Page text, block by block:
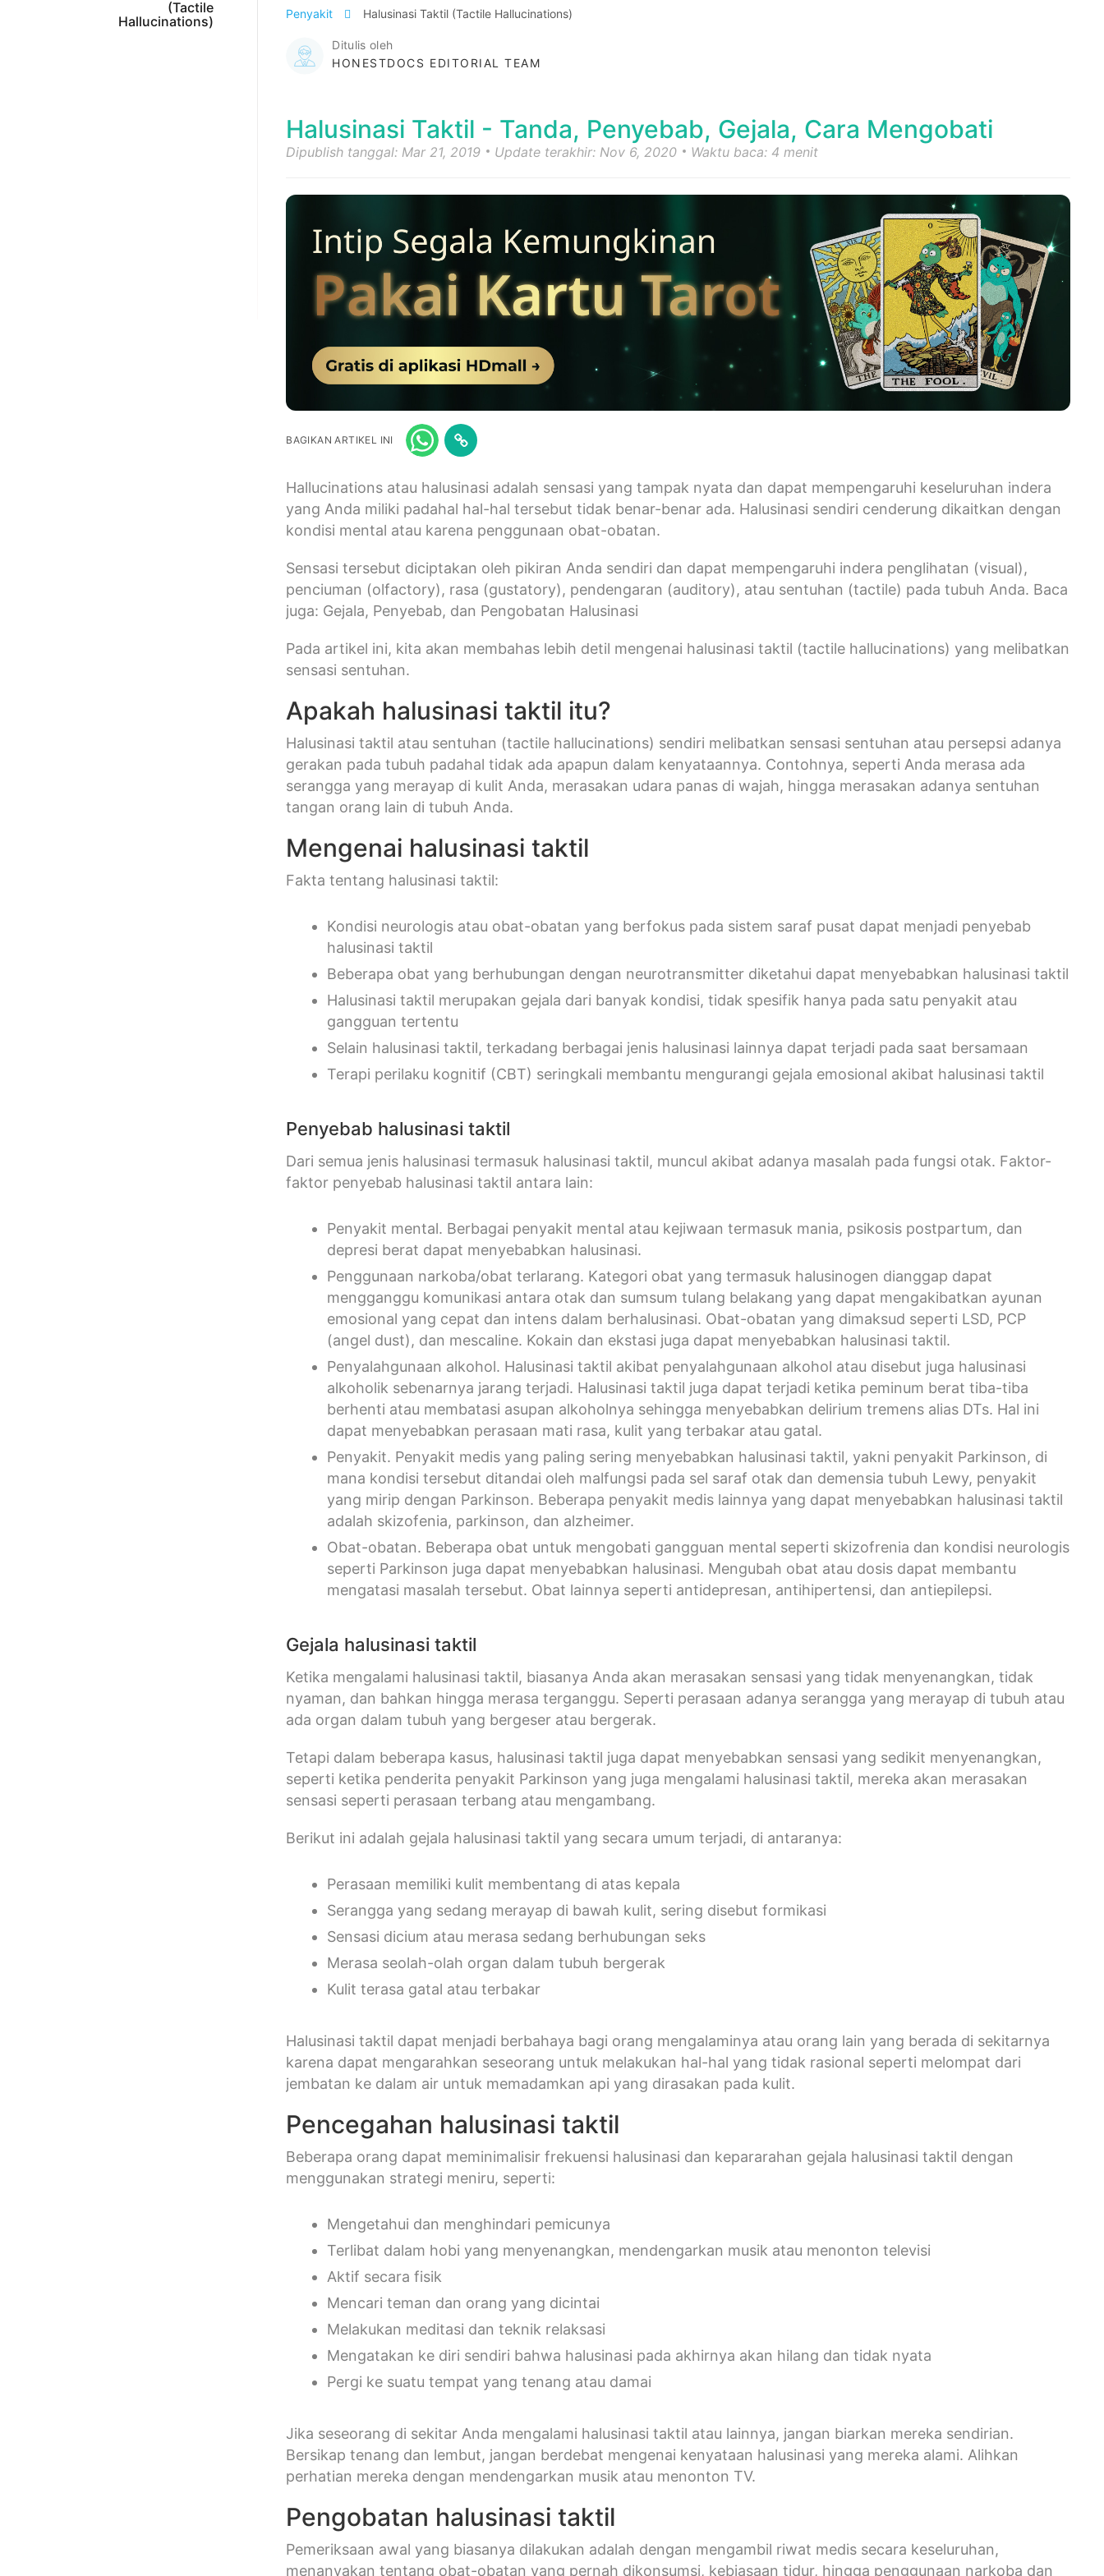
(Tactile
Hallucinations)
Penyakit Halusinasi Taktil (Tactile Hallucinations)
Ditulis oleh
HONESTDOCS EDITORIAL TEAM
Halusinasi Taktil - Tanda, Penyebab, Gejala, Cara Mengobati
Dipublish tanggal: Mar 21, 2019 Update terakhir: Nov 6, 2020 Waktu baca: 4 menit
BAGIKAN ARTIKEL INI
Hallucinations atau halusinasi adalah sensasi yang tampak nyata dan dapat mempengaruhi keseluruhan indera
yang Anda miliki padahal hal-hal tersebut tidak benar-benar ada. Halusinasi sendiri cenderung dikaitkan dengan
kondisi mental atau karena penggunaan obat-obatan.
Sensasi tersebut diciptakan oleh pikiran Anda sendiri dan dapat mempengaruhi indera penglihatan (visual),
penciuman (olfactory), rasa (gustatory), pendengaran (auditory), atau sentuhan (tactile) pada tubuh Anda. Baca
juga: Gejala, Penyebab, dan Pengobatan Halusinasi
Pada artikel ini, kita akan membahas lebih detil mengenai halusinasi taktil (tactile hallucinations) yang melibatkan
sensasi sentuhan.
Apakah halusinasi taktil itu?
Halusinasi taktil atau sentuhan (tactile hallucinations) sendiri melibatkan sensasi sentuhan atau persepsi adanya
gerakan pada tubuh padahal tidak ada apapun dalam kenyataannya. Contohnya, seperti Anda merasa ada
serangga yang merayap di kulit Anda, merasakan udara panas di wajah, hingga merasakan adanya sentuhan
tangan orang lain di tubuh Anda.
Mengenai halusinasi taktil
Fakta tentang halusinasi taktil:
Kondisi neurologis atau obat-obatan yang berfokus pada sistem saraf pusat dapat menjadi penyebab
halusinasi taktil
Beberapa obat yang berhubungan dengan neurotransmitter diketahui dapat menyebabkan halusinasi taktil
Halusinasi taktil merupakan gejala dari banyak kondisi, tidak spesifik hanya pada satu penyakit atau
gangguan tertentu
Selain halusinasi taktil, terkadang berbagai jenis halusinasi lainnya dapat terjadi pada saat bersamaan
Terapi perilaku kognitif (CBT) seringkali membantu mengurangi gejala emosional akibat halusinasi taktil
Penyebab halusinasi taktil
Dari semua jenis halusinasi termasuk halusinasi taktil, muncul akibat adanya masalah pada fungsi otak. Faktor-
faktor penyebab halusinasi taktil antara lain:
Penyakit mental. Berbagai penyakit mental atau kejiwaan termasuk mania, psikosis postpartum, dan
depresi berat dapat menyebabkan halusinasi.
Penggunaan narkoba/obat terlarang. Kategori obat yang termasuk halusinogen dianggap dapat
mengganggu komunikasi antara otak dan sumsum tulang belakang yang dapat mengakibatkan ayunan
emosional yang cepat dan intens dalam berhalusinasi. Obat-obatan yang dimaksud seperti LSD, PCP
(angel dust), dan mescaline. Kokain dan ekstasi juga dapat menyebabkan halusinasi taktil.
Penyalahgunaan alkohol. Halusinasi taktil akibat penyalahgunaan alkohol atau disebut juga halusinasi
alkoholik sebenarnya jarang terjadi. Halusinasi taktil juga dapat terjadi ketika peminum berat tiba-tiba
berhenti atau membatasi asupan alkoholnya sehingga menyebabkan delirium tremens alias DTs. Hal ini
dapat menyebabkan perasaan mati rasa, kulit yang terbakar atau gatal.
Penyakit. Penyakit medis yang paling sering menyebabkan halusinasi taktil, yakni penyakit Parkinson, di
mana kondisi tersebut ditandai oleh malfungsi pada sel saraf otak dan demensia tubuh Lewy, penyakit
yang mirip dengan Parkinson. Beberapa penyakit medis lainnya yang dapat menyebabkan halusinasi taktil
adalah skizofenia, parkinson, dan alzheimer.
Obat-obatan. Beberapa obat untuk mengobati gangguan mental seperti skizofrenia dan kondisi neurologis
seperti Parkinson juga dapat menyebabkan halusinasi. Mengubah obat atau dosis dapat membantu
mengatasi masalah tersebut. Obat lainnya seperti antidepresan, antihipertensi, dan antiepilepsi.
Gejala halusinasi taktil
Ketika mengalami halusinasi taktil, biasanya Anda akan merasakan sensasi yang tidak menyenangkan, tidak
nyaman, dan bahkan hingga merasa terganggu. Seperti perasaan adanya serangga yang merayap di tubuh atau
ada organ dalam tubuh yang bergeser atau bergerak.
Tetapi dalam beberapa kasus, halusinasi taktil juga dapat menyebabkan sensasi yang sedikit menyenangkan,
seperti ketika penderita penyakit Parkinson yang juga mengalami halusinasi taktil, mereka akan merasakan
sensasi seperti perasaan terbang atau mengambang.
Berikut ini adalah gejala halusinasi taktil yang secara umum terjadi, di antaranya:
Perasaan memiliki kulit membentang di atas kepala
Serangga yang sedang merayap di bawah kulit, sering disebut formikasi
Sensasi dicium atau merasa sedang berhubungan seks
Merasa seolah-olah organ dalam tubuh bergerak
Kulit terasa gatal atau terbakar
Halusinasi taktil dapat menjadi berbahaya bagi orang mengalaminya atau orang lain yang berada di sekitarnya
karena dapat mengarahkan seseorang untuk melakukan hal-hal yang tidak rasional seperti melompat dari
jembatan ke dalam air untuk memadamkan api yang dirasakan pada kulit.
Pencegahan halusinasi taktil
Beberapa orang dapat meminimalisir frekuensi halusinasi dan kepararahan gejala halusinasi taktil dengan
menggunakan strategi meniru, seperti:
Mengetahui dan menghindari pemicunya
Terlibat dalam hobi yang menyenangkan, mendengarkan musik atau menonton televisi
Aktif secara fisik
Mencari teman dan orang yang dicintai
Melakukan meditasi dan teknik relaksasi
Mengatakan ke diri sendiri bahwa halusinasi pada akhirnya akan hilang dan tidak nyata
Pergi ke suatu tempat yang tenang atau damai
Jika seseorang di sekitar Anda mengalami halusinasi taktil atau lainnya, jangan biarkan mereka sendirian.
Bersikap tenang dan lembut, jangan berdebat mengenai kenyataan halusinasi yang mereka alami. Alihkan
perhatian mereka dengan mendengarkan musik atau menonton TV.
Pengobatan halusinasi taktil
Pemeriksaan awal yang biasanya dilakukan adalah dengan mengambil riwat medis secara keseluruhan,
menanyakan tentang obat-obatan yang pernah dikonsumsi, kebiasaan tidur, hingga penggunaan narkoba dan